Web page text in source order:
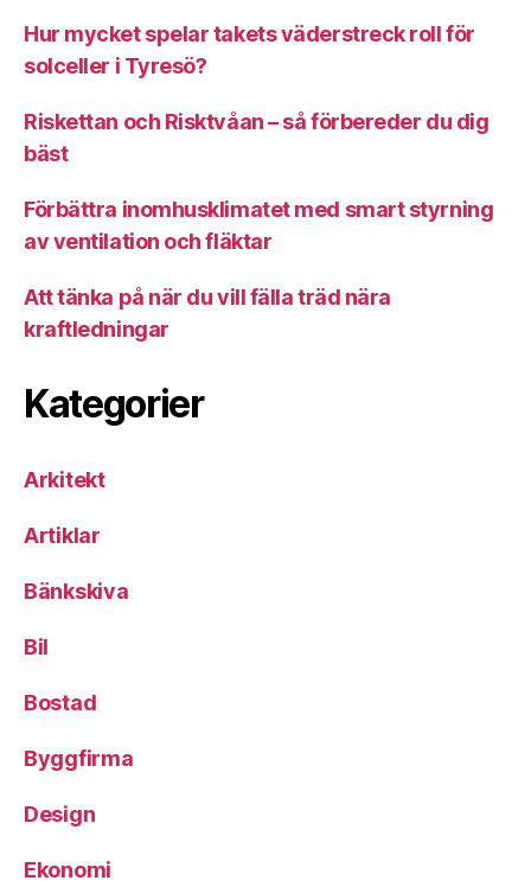
Hur mycket spelar takets väderstreck roll för
solceller i Tyresö?
Riskettan och Risktvåan – så förbereder du dig
bäst
Förbättra inomhusklimatet med smart styrning
av ventilation och fläktar
Att tänka på när du vill fälla träd nära
kraftledningar
Kategorier
Arkitekt
Artiklar
Bänkskiva
Bil
Bostad
Byggfirma
Design
Ekonomi